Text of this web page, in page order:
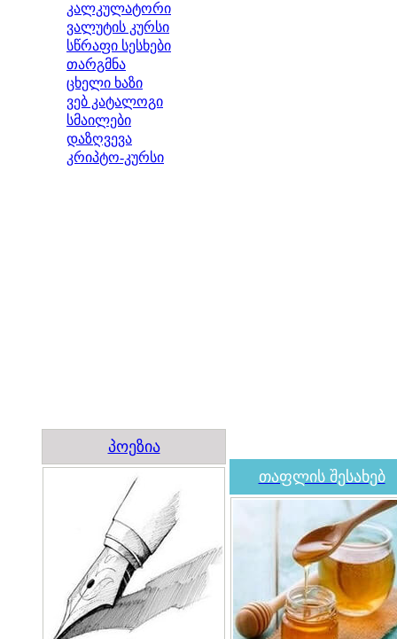
კალკულატორი
ვალუტის კურსი
სწრაფი სესხები
თარგმნა
ცხელი ხაზი
ვებ კატალოგი
სმაილები
დაზღვევა
კრიპტო-კურსი
პოეზია
თაფლის შესახებ